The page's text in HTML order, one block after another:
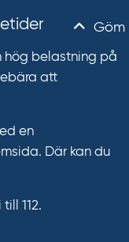
Göm
hög belastning på
att
en
Där kan du
112.